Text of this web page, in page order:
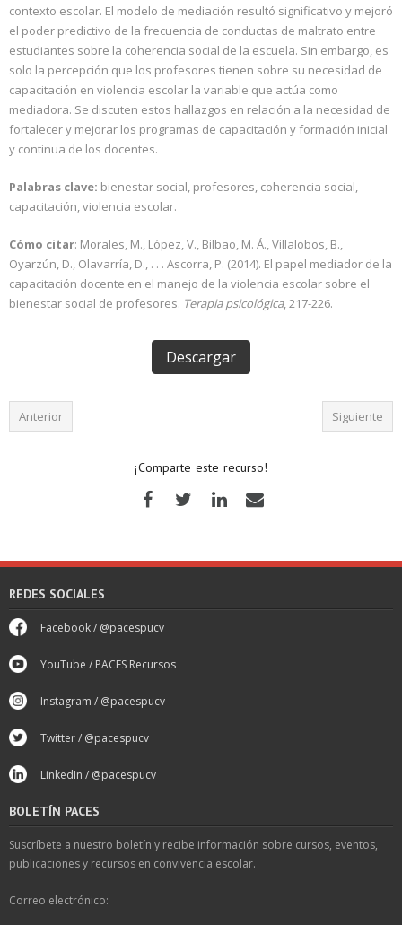
contexto escolar. El modelo de mediación resultó significativo y mejoró
el poder predictivo de la frecuencia de conductas de maltrato entre
estudiantes sobre la coherencia social de la escuela. Sin embargo, es
solo la percepción que los profesores tienen sobre su necesidad de
capacitación en violencia escolar la variable que actúa como
mediadora. Se discuten estos hallazgos en relación a la necesidad de
fortalecer y mejorar los programas de capacitación y formación inicial
y continua de los docentes.
Palabras clave: bienestar social, profesores, coherencia social,
capacitación, violencia escolar.
Cómo citar: Morales, M., López, V., Bilbao, M. Á., Villalobos, B.,
Oyarzún, D., Olavarría, D., . . . Ascorra, P. (2014). El papel mediador de la
capacitación docente en el manejo de la violencia escolar sobre el
bienestar social de profesores. Terapia psicológica, 217-226.
Descargar
Anterior Siguiente
¡Comparte este recurso!
REDES SOCIALES
Facebook / @pacespucv
YouTube / PACES Recursos
Instagram / @pacespucv
Twitter / @pacespucv
LinkedIn / @pacespucv
BOLETÍN PACES
Suscríbete a nuestro boletín y recibe información sobre cursos, eventos,
publicaciones y recursos en convivencia escolar.
Correo electrónico: